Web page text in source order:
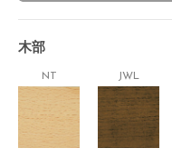
木部
NT JWL